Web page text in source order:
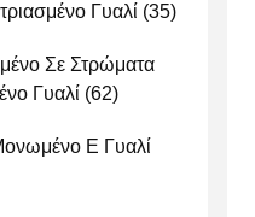
Γυαλί (35)
Σε Στρώματα
Γυαλί (62)
Ε Γυαλί